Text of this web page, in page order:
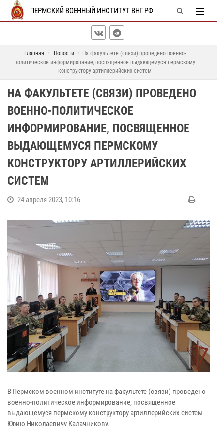
ПЕРМСКИЙ ВОЕННЫЙ ИНСТИТУТ ВНГ РФ
Главная Новости
На факультете (связи) проведено военно-
политическое информирование, посвященное выдающемуся пермскому
конструктору артиллерийских систем
НА ФАКУЛЬТЕТЕ (СВЯЗИ) ПРОВЕДЕНО
ВОЕННО-ПОЛИТИЧЕСКОЕ
ИНФОРМИРОВАНИЕ, ПОСВЯЩЕННОЕ
ВЫДАЮЩЕМУСЯ ПЕРМСКОМУ
КОНСТРУКТОРУ АРТИЛЛЕРИЙСКИХ
СИСТЕМ
24 апреля 2023, 10:16
В Пермском военном институте на факультете (связи) проведено
военно-политическое информирование, посвященное
выдающемуся пермскому конструктору артиллерийских систем
Юрию Николаевичу Калачникову.